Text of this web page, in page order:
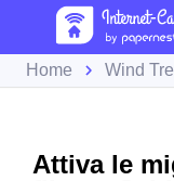
Home Wind Tre